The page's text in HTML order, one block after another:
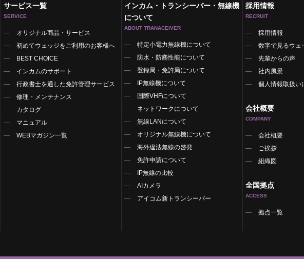
サービス一覧
SERVICE
オリジナル商品・サービス
初めてウェッジをご利用のお客様へ
BEST CHOICE
インカムのサポート
行政書士を通した免許管理サービス
修理・メンテナンス
カタログ
マニュアル
WEBマガジン一覧
インカム・トランシーバー・無線機
について
ABOUT TRANACEIVER
特定小電力無線機について
防水・防塵性能について
登録局・免許局について
IP無線機について
国際VHFについて
ネットワークについて
無線LANについて
オリジナル無線機について
海外違法無線の啓発
免許申請について
IP無線の比較
AIカメラ
アイコム新トランシーバー
採用情報
RECRUIT
採用情報
数字で見るウェ
先輩からの声
社内風景
個人情報取扱い
会社概要
COMPANY
会社概要
ご挨拶
組織図
全国拠点
ACCESS
拠点一覧